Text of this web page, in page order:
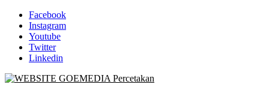
Facebook
Instagram
Youtube
Twitter
Linkedin